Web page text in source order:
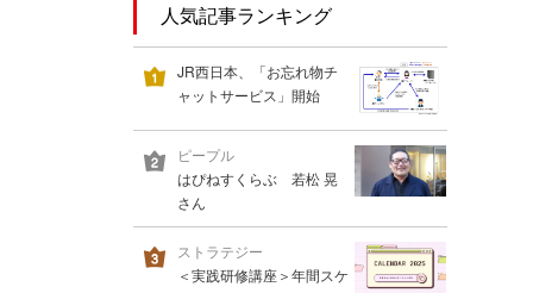
人気記事ランキング
JR西日本、「お忘れ物チ
ャットサービス」開始
ピープル
はぴねすくらぶ 若松 晃
さん
ストラテジー
＜実践研修講座＞年間スケ